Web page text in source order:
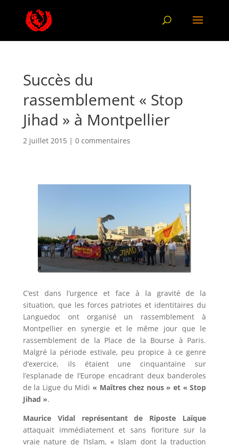
Succès du
rassemblement « Stop
Jihad » à Montpellier
2 juillet 2015| 0 commentaires
C’est dans l’urgence et face à la gravité de la
situation, que les forces patriotes et identitaires du
Languedoc ont organisé un rassemblement à
Montpellier en synergie et le même jour que le
rassemblement de la Place de la Bourse à Paris.
Malgré la période estivale, peu propice à ce genre
d’exercice, ils étaient une cinquantaine sur
l’esplanade de l’Europe encadrant deux banderoles
de la Ligue du Midi « Maîtres chez nous » et « Stop
Jihad ».
Maurice Vidal représentant de Riposte Laïque
attaquait immédiatement et sans fioriture sur la
vraie nature de l’Islam, « Islam dont la traduction